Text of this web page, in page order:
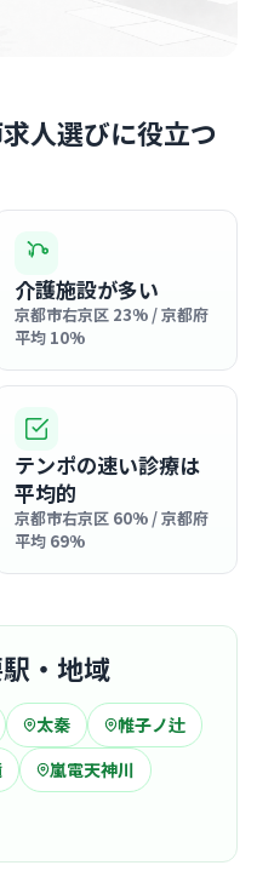
人選びに役立つ
介護施設が多い
京都市右京区 23% / 京都府
平均 10%
テンポの速い診療は
平均的
京都市右京区 60% / 京都府
平均 69%
・地域
太秦
帷子ノ辻
嵐電天神川